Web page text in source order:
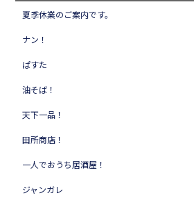
夏季休業のご案内です。
ナン！
ぱすた
油そば！
天下一品！
田所商店！
一人でおうち居酒屋！
ジャンガレ